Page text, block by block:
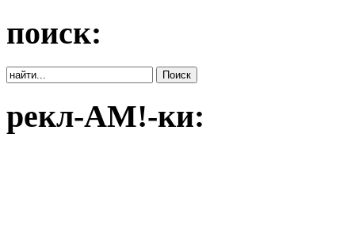
поиск:
рекл-АМ!-ки: